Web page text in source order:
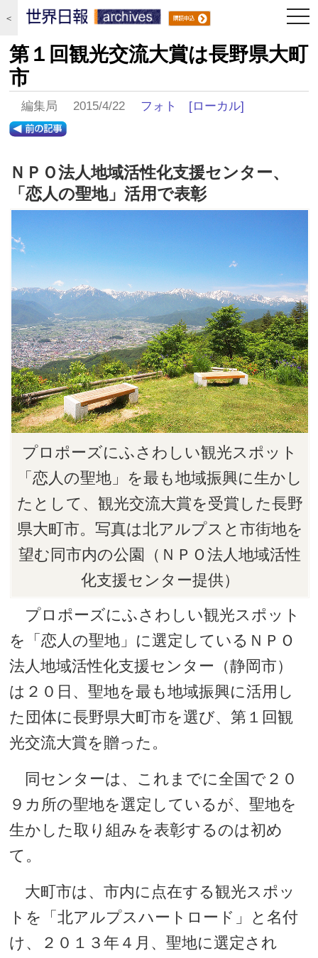
＜
第１回観光交流大賞は長野県大町
市
編集局 2015/4/22 フォト [ローカル]
ＮＰＯ法人地域活性化支援センター、
「恋人の聖地」活用で表彰
プロポーズにふさわしい観光スポット
「恋人の聖地」を最も地域振興に生かし
たとして、観光交流大賞を受賞した長野
県大町市。写真は北アルプスと市街地を
望む同市内の公園（ＮＰＯ法人地域活性
化支援センター提供）
プロポーズにふさわしい観光スポット
を「恋人の聖地」に選定しているＮＰＯ
法人地域活性化支援センター（静岡市）
は２０日、聖地を最も地域振興に活用し
た団体に長野県大町市を選び、第１回観
光交流大賞を贈った。
同センターは、これまでに全国で２０
９カ所の聖地を選定しているが、聖地を
生かした取り組みを表彰するのは初め
て。
大町市は、市内に点在する観光スポッ
トを「北アルプスハートロード」と名付
け、２０１３年４月、聖地に選定され